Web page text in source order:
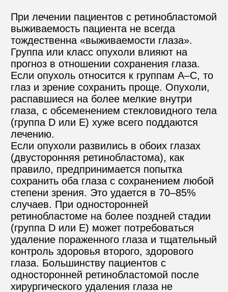
При лечении пациентов с ретинобластомой
выживаемость пациента не всегда
тождественна «выживаемости глаза».
Группа или класс опухоли влияют на
прогноз в отношении сохранения глаза.
Если опухоль относится к группам A–C, то
глаз и зрение сохранить проще. Опухоли,
распавшиеся на более мелкие внутри
глаза, с обсеменением стекловидного тела
(группа D или Е) хуже всего поддаются
лечению.
Если опухоли развились в обоих глазах
(двусторонняя ретинобластома), как
правило, предпринимается попытка
сохранить оба глаза с сохранением любой
степени зрения. Это удается в 70–85%
случаев. При односторонней
ретинобластоме на более поздней стадии
(группа D или Е) может потребоваться
удаление пораженного глаза и тщательный
контроль здоровья второго, здорового
глаза. Большинству пациентов с
односторонней ретинобластомой после
хирургического удаления глаза не